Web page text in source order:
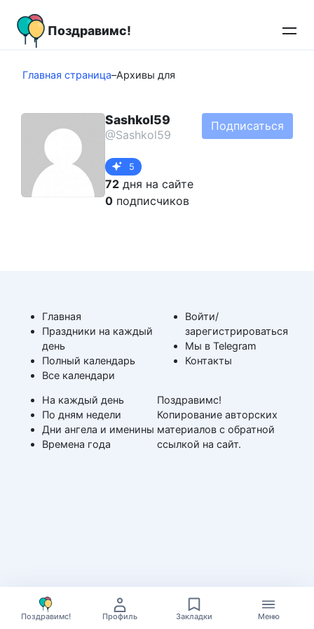
контенту
Поздравимс!
Главная страница–Архивы для
Sashkol59
@Sashkol59
5
72 дня на сайте
0 подписчиков
Подписаться
Главная
Праздники на каждый
день
Полный календарь
Все календари
На каждый день
По дням недели
Дни ангела и именины
Времена года
Войти/
зарегистрироваться
Мы в Telegram
Контакты
Поздравимс!
Копирование авторских
материалов с обратной
ссылкой на сайт.
Поздравимс! Профиль Закладки Меню